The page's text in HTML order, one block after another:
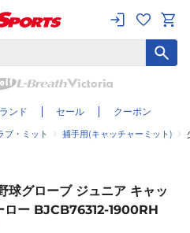
ンド セール クーポン
ブ・ミット 捕手用(キャッチャーミット)
球グローブ ジュニア キャッ
ロー BJCB76312-1900RH